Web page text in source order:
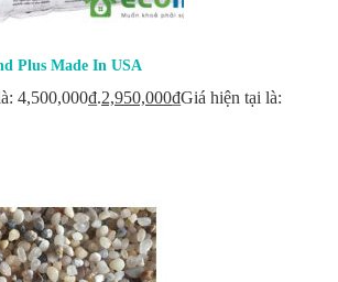
Plus Made In USA
4,500,000₫.2,950,000₫Giá hiện tại là: